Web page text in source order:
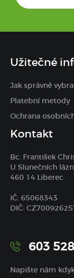
Užitečné
Jak správně
Platební metody
Ochrana
Kontakt
Bc. František
U Slunečních
460 14 Liberec
IČ: 65068343
DIČ:
603
Napište nám